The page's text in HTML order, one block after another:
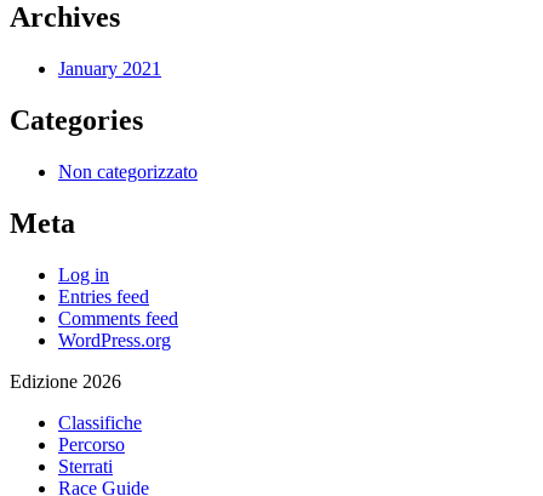
Archives
January 2021
Categories
Non categorizzato
Meta
Log in
Entries feed
Comments feed
WordPress.org
Edizione 2026
Classifiche
Percorso
Sterrati
Race Guide